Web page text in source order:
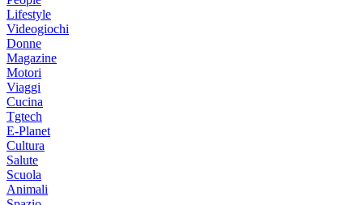
Lifestyle
Videogiochi
Donne
Magazine
Motori
Viaggi
Cucina
Tgtech
E-Planet
Cultura
Salute
Scuola
Animali